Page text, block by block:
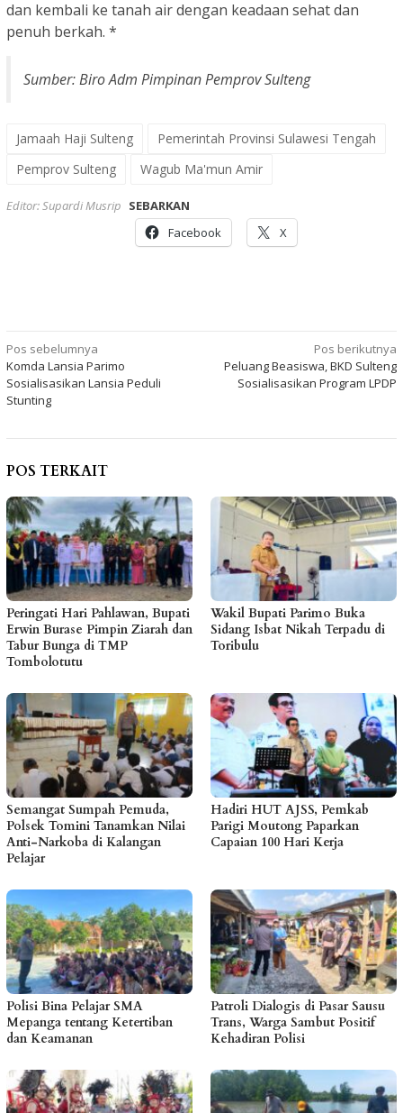
dan kembali ke tanah air dengan keadaan sehat dan
penuh berkah. *
Sumber: Biro Adm Pimpinan Pemprov Sulteng
Jamaah Haji Sulteng
Pemerintah Provinsi Sulawesi Tengah
Pemprov Sulteng
Wagub Ma'mun Amir
Editor: Supardi Musrip SEBARKAN
Facebook
X
Navigasi
pos
Pos sebelumnya
Komda Lansia Parimo
Sosialisasikan Lansia Peduli
Stunting
Pos berikutnya
Peluang Beasiswa, BKD Sulteng
Sosialisasikan Program LPDP
POS TERKAIT
Peringati Hari Pahlawan, Bupati
Erwin Burase Pimpin Ziarah dan
Tabur Bunga di TMP
Tombolotutu
Wakil Bupati Parimo Buka
Sidang Isbat Nikah Terpadu di
Toribulu
Semangat Sumpah Pemuda,
Polsek Tomini Tanamkan Nilai
Anti-Narkoba di Kalangan
Pelajar
Hadiri HUT AJSS, Pemkab
Parigi Moutong Paparkan
Capaian 100 Hari Kerja
Polisi Bina Pelajar SMA
Mepanga tentang Ketertiban
dan Keamanan
Patroli Dialogis di Pasar Sausu
Trans, Warga Sambut Positif
Kehadiran Polisi